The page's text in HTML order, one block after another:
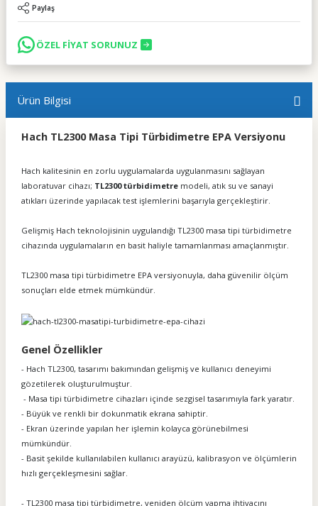
Paylaş
ÖZEL FİYAT SORUNUZ
Ürün Bilgisi
Hach TL2300 Masa Tipi Türbidimetre EPA Versiyonu
Hach kalitesinin en zorlu uygulamalarda uygulanmasını sağlayan
laboratuvar cihazı; TL2300 türbidimetre modeli, atık su ve sanayi
atıkları üzerinde yapılacak test işlemlerini başarıyla gerçekleştirir.
Gelişmiş Hach teknolojisinin uygulandığı TL2300 masa tipi türbidimetre
cihazında uygulamaların en basit haliyle tamamlanması amaçlanmıştır.
TL2300 masa tipi türbidimetre EPA versiyonuyla, daha güvenilir ölçüm
sonuçları elde etmek mümkündür.
Genel Özellikler
- Hach TL2300, tasarımı bakımından gelişmiş ve kullanıcı deneyimi
gözetilerek oluşturulmuştur.
- Masa tipi türbidimetre cihazları içinde sezgisel tasarımıyla fark yaratır.
- Büyük ve renkli bir dokunmatik ekrana sahiptir.
- Ekran üzerinde yapılan her işlemin kolayca görünebilmesi
mümkündür.
- Basit şekilde kullanılabilen kullanıcı arayüzü, kalibrasyon ve ölçümlerin
hızlı gerçekleşmesini sağlar.
- TL2300 masa tipi türbidimetre, yeniden ölçüm yapma ihtiyacını